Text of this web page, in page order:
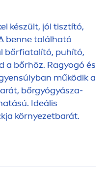
készült, jól tisztító,
benne található
bőrfiatalító, puhító,
a bőrhöz. Ragyogó és
működik a
bőrgyógyásza-
Ideális
környezetbarát.